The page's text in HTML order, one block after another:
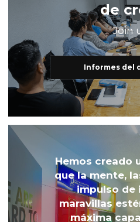
de
Join
Informes del
Hemos creado
que la mente,
impulso de
maravillas
máxima